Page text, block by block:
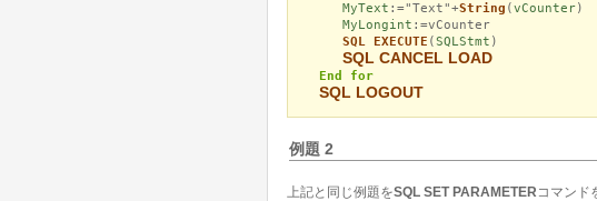
MyText :="Text"+String (vCounter)
MyLongint :=vCounter
SQL EXECUTE (SQLStmt )
SQL CANCEL LOAD
End for
SQL LOGOUT
例題 2
上記と同じ例題をSQL SET PARAMETER コマンド